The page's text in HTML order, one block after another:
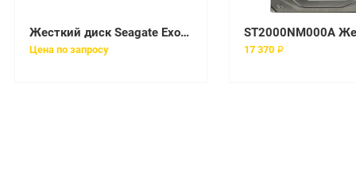
Жесткий диск Seagate Exos 7E8 6Tb U600 7200 256Mb 6G SED FIPS 140-2 512n SATAIII 3,5"(ST6000NM026A)
Цена по запросу 17 370 ₽